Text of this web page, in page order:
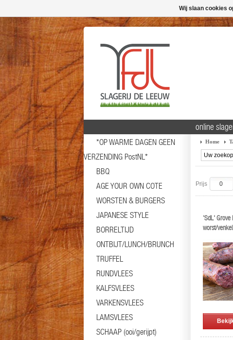
*OP WARME DAGEN GEEN
VERZENDING PostNL*
BBQ
AGE YOUR OWN COTE
WORSTEN & BURGERS
JAPANESE STYLE
BORRELTIJD
ONTBIJT/LUNCH/BRUNCH
TRUFFEL
RUNDVLEES
KALFSVLEES
VARKENSVLEES
LAMSVLEES
SCHAAP (ooi/gerijpt)
online
Home
Prijs
'SdL' Grove
worst/
Wij slaan cookies